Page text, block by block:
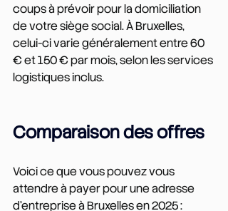
coups à prévoir pour la domiciliation
de votre siège social. À Bruxelles,
celui-ci varie généralement entre 60
€ et 150 € par mois, selon les services
logistiques inclus.
Comparaison des offres
Voici ce que vous pouvez vous
attendre à payer pour une adresse
d’entreprise à Bruxelles en 2025 :